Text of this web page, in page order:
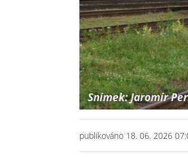
publikováno 18. 06. 2026